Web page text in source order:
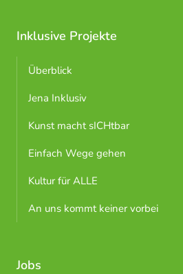
Inklusive Projekte
Überblick
Jena Inklusiv
Kunst macht sICHtbar
Einfach Wege gehen
Kultur für ALLE
An uns kommt keiner vorbei
Jobs